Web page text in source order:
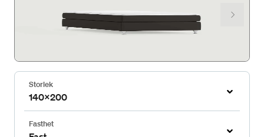
Storlek
140x200
Fasthet